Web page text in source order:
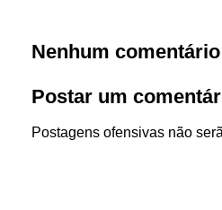
Nenhum
Postar um
Postagens ofensivas não